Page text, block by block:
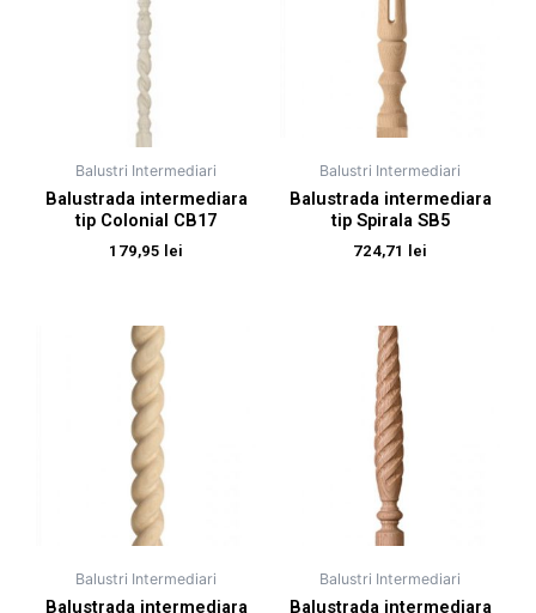
Balustri Intermediari
Balustrada intermediara
tip Colonial CB17
179,95 lei
Balustri Intermediari
Balustrada intermediara
tip Spirala SB5
724,71 lei
Balustri Intermediari
Balustrada intermediara
Balustri Intermediari
Balustrada intermediara